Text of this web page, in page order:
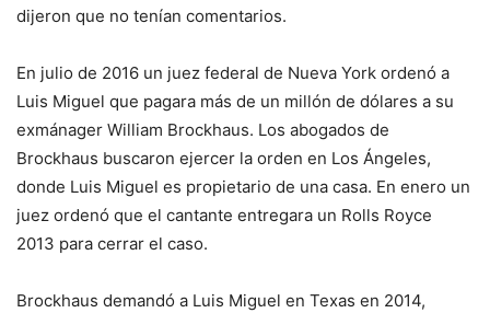
dijeron que no tenían comentarios.
En julio de 2016 un juez federal de Nueva York ordenó a
Luis Miguel que pagara más de un millón de dólares a su
exmánager William Brockhaus. Los abogados de
Brockhaus buscaron ejercer la orden en Los Ángeles,
donde Luis Miguel es propietario de una casa. En enero un
juez ordenó que el cantante entregara un Rolls Royce
2013 para cerrar el caso.
Brockhaus demandó a Luis Miguel en Texas en 2014,